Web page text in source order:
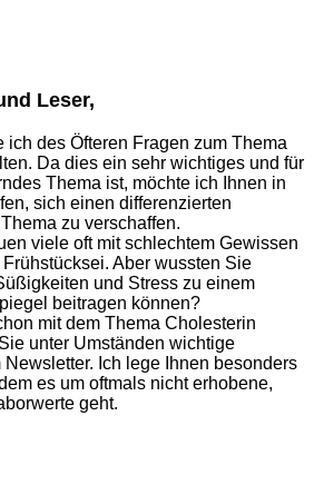
Leser,
ich des Öfteren Fragen zum Thema
Da dies ein sehr wichtiges und für
Thema ist, möchte ich Ihnen in
sich einen differenzierten
zu verschaffen.
viele oft mit schlechtem Gewissen
Aber wussten Sie
und Stress zu einem
beitragen können?
mit dem Thema Cholesterin
unter Umständen wichtige
Ich lege Ihnen besonders
es um oftmals nicht erhobene,
geht.